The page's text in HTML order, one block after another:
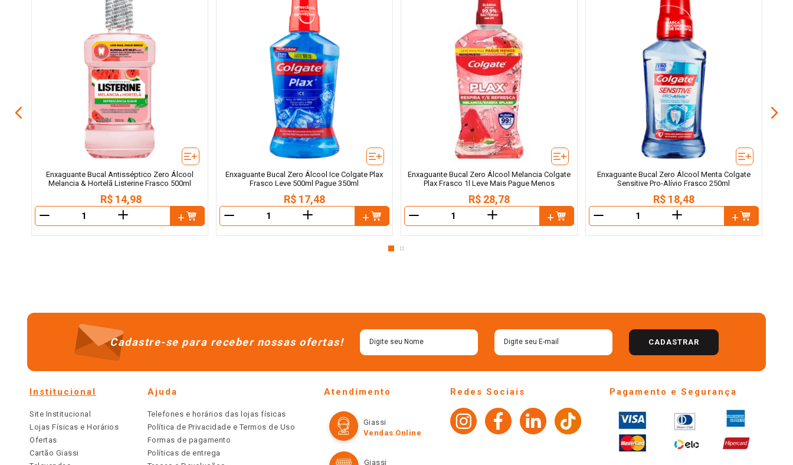
Enxaguante Bucal Antisséptico Zero Álcool
Melancia & Hortelã Listerine Frasco 500ml
R$ 14,98
＋
Enxaguante Bucal Zero Álcool Ice Colgate Plax
Frasco Leve 500ml Pague 350ml
R$ 17,48
＋
Enxaguante Bucal Zero Álcool Melancia Colgate
Plax Frasco 1l Leve Mais Pague Menos
R$ 28,78
＋
Enxaguante Bucal Zero Álcool Menta Colgate
Sensitive Pro-Alívio Frasco 250ml
R$ 18,48
＋
Cadastre-se para receber nossas ofertas! CADASTRAR
Institucional
Site Institucional
Lojas Físicas e Horários
Ofertas
Cartão Giassi
Ajuda
Telefones e horários das lojas físicas
Política de Privacidade e Termos de Uso
Formas de pagamento
Políticas de entrega
Atendimento
Giassi
Vendas Online
Giassi
Redes Sociais Pagamento e Segurança